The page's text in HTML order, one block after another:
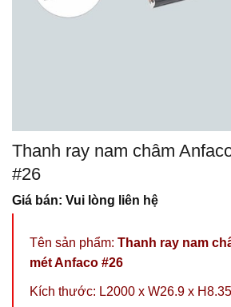
Thanh ray nam châm
#26
Giá bán: Vui lòng liên hệ
Tên sản phẩm: Thanh ray nam
mét Anfaco #26
Kích thước: L2000 x W26.9 x